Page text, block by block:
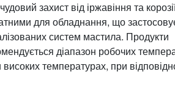
захист від іржавіння та
для обладнання, що
систем мастила. Продукти
діапазон робочих
температурах, при